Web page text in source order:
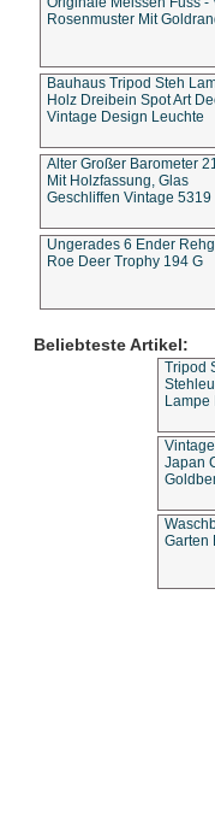
Rosenmuster Mit
Bauhaus Tripod Steh
Holz Dreibein Spot Art
Vintage Design Leuchte
Alter Großer Barometer
Mit Holzfassung, Glas
Geschliffen Vintage 5319
Ungerades 6 Ender
Roe Deer Trophy 194 G
Beliebteste Artikel:
Tripod
Lampe
Japan
Garten